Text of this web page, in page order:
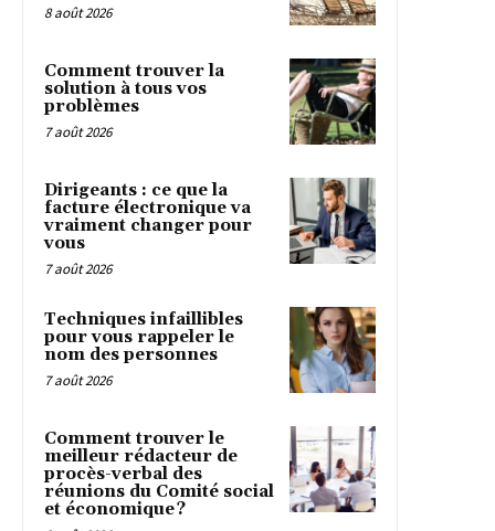
8 août 2026
Comment trouver la
solution à tous vos
problèmes
7 août 2026
Dirigeants : ce que la
facture électronique va
vraiment changer pour
vous
7 août 2026
Techniques infaillibles
pour vous rappeler le
nom des personnes
7 août 2026
Comment trouver le
meilleur rédacteur de
procès-verbal des
réunions du Comité social
et économique ?